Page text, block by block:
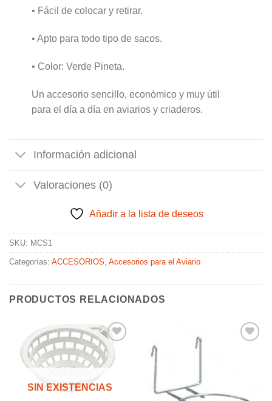
• Fácil de colocar y retirar.
• Apto para todo tipo de sacos.
• Color: Verde Pineta.
Un accesorio sencillo, económico y muy útil
para el día a día en aviarios y criaderos.
Información adicional
Valoraciones (0)
Añadir a la lista de deseos
SKU: MCS1
Categorías: ACCESORIOS, Accesorios para el Aviario
PRODUCTOS RELACIONADOS
lista de
SIN EXISTENCIAS
deseos